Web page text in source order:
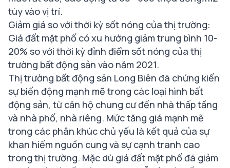
tùy vào vị trí.
Giảm giá so với thời kỳ sốt nóng của thị trường:
Giá đất mặt phố có xu hướng giảm trung bình 10-
20% so với thời kỳ đỉnh điểm sốt nóng của thị
trường bất động sản vào năm 2021.
Thị trường bất động sản Long Biên đã chứng kiến
sự biến động mạnh mẽ trong các loại hình bất
động sản, từ căn hộ chung cư đến nhà thấp tầng
và nhà phố, nhà riêng. Mức tăng giá mạnh mẽ
trong các phân khúc chủ yếu là kết quả của sự
khan hiếm nguồn cung và sự cạnh tranh cao
trong thị trường. Mặc dù giá đất mặt phố đã giảm